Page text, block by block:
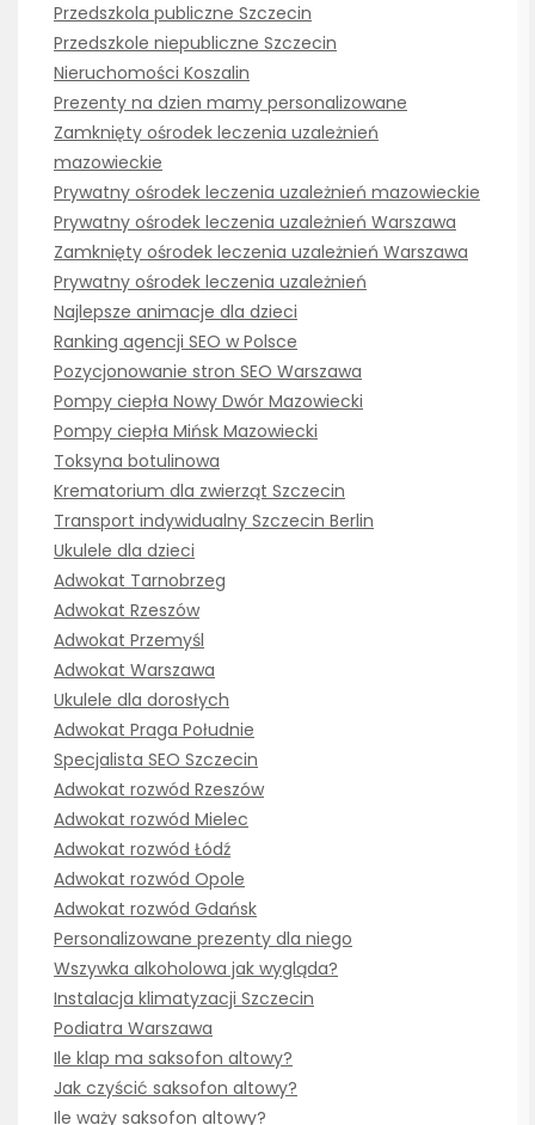
Przedszkola publiczne Szczecin
Przedszkole niepubliczne Szczecin
Nieruchomości Koszalin
Prezenty na dzien mamy personalizowane
Zamknięty ośrodek leczenia uzależnień
mazowieckie
Prywatny ośrodek leczenia uzależnień mazowieckie
Prywatny ośrodek leczenia uzależnień Warszawa
Zamknięty ośrodek leczenia uzależnień Warszawa
Prywatny ośrodek leczenia uzależnień
Najlepsze animacje dla dzieci
Ranking agencji SEO w Polsce
Pozycjonowanie stron SEO Warszawa
Pompy ciepła Nowy Dwór Mazowiecki
Pompy ciepła Mińsk Mazowiecki
Toksyna botulinowa
Krematorium dla zwierząt Szczecin
Transport indywidualny Szczecin Berlin
Ukulele dla dzieci
Adwokat Tarnobrzeg
Adwokat Rzeszów
Adwokat Przemyśl
Adwokat Warszawa
Ukulele dla dorosłych
Adwokat Praga Południe
Specjalista SEO Szczecin
Adwokat rozwód Rzeszów
Adwokat rozwód Mielec
Adwokat rozwód Łódź
Adwokat rozwód Opole
Adwokat rozwód Gdańsk
Personalizowane prezenty dla niego
Wszywka alkoholowa jak wygląda?
Instalacja klimatyzacji Szczecin
Podiatra Warszawa
Ile klap ma saksofon altowy?
Jak czyścić saksofon altowy?
Ile waży saksofon altowy?